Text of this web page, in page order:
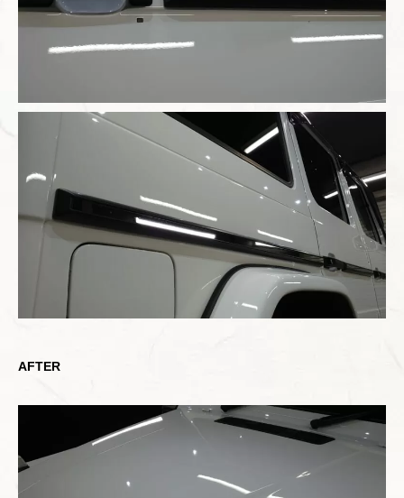
AFTER